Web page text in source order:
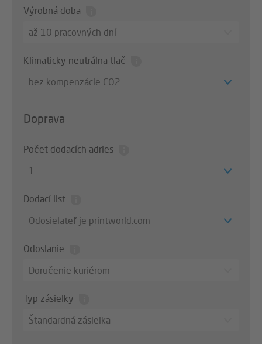
Výrobná doba
až 10 pracovných dní
Klimaticky neutrálna tlač
bez kompenzácie CO2
Doprava
Počet dodacích adries
1
Dodací list
Odosielateľ je printworld.com
Odoslanie
Doručenie kuriérom
Typ zásielky
Štandardná zásielka